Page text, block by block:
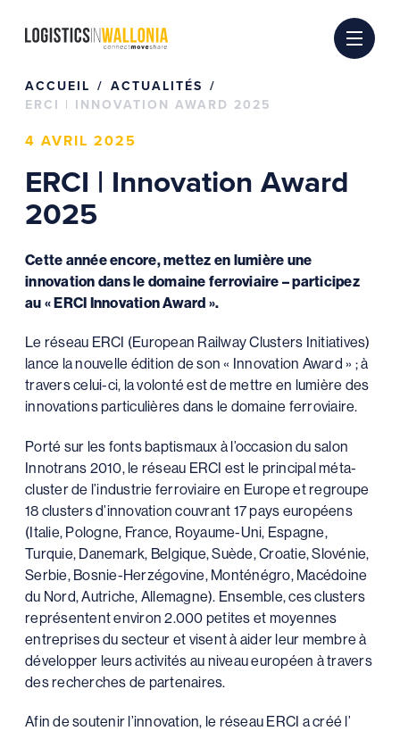
ACCUEIL
ACTUALITÉS
ERCI | INNOVATION AWARD 2025
4 AVRIL 2025
ERCI | Innovation Award
2025
Cette année encore, mettez en lumière une
innovation dans le domaine ferroviaire – participez
au « ERCI Innovation Award ».
Le réseau ERCI (European Railway Clusters Initiatives)
lance la nouvelle édition de son « Innovation Award » ; à
travers celui-ci, la volonté est de mettre en lumière des
innovations particulières dans le domaine ferroviaire.
Porté sur les fonts baptismaux à l’occasion du salon
Innotrans 2010, le réseau ERCI est le principal méta-
cluster de l’industrie ferroviaire en Europe et regroupe
18 clusters d’innovation couvrant 17 pays européens
(Italie, Pologne, France, Royaume-Uni, Espagne,
Turquie, Danemark, Belgique, Suède, Croatie, Slovénie,
Serbie, Bosnie-Herzégovine, Monténégro, Macédoine
du Nord, Autriche, Allemagne). Ensemble, ces clusters
représentent environ 2.000 petites et moyennes
entreprises du secteur et visent à aider leur membre à
développer leurs activités au niveau européen à travers
des recherches de partenaires.
Afin de soutenir l’innovation, le réseau ERCI a créé l’